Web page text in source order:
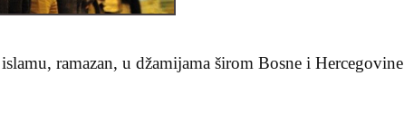
ramazan, u džamijama širom Bosne i Hercegovine